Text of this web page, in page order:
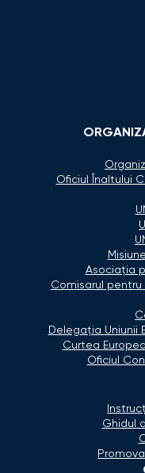
Oficiul Înaltului
Asociaţia
Comisarul pentru
Delegaţia Uniunii
Curtea
Oficiul
Ghidul